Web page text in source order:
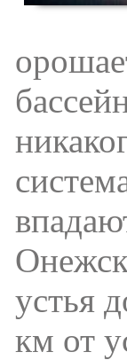
устья
км от